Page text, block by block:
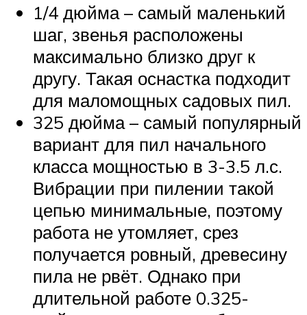
1/4 дюйма – самый маленький
шаг, звенья расположены
максимально близко друг к
другу. Такая оснастка подходит
для маломощных садовых пил.
325 дюйма – самый популярный
вариант для пил начального
класса мощностью в 3-3.5 л.с.
Вибрации при пилении такой
цепью минимальные, поэтому
работа не утомляет, срез
получается ровный, древесину
пила не рвёт. Однако при
длительной работе 0.325-